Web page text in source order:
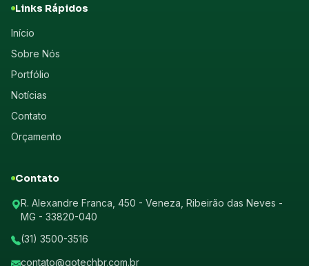
Links Rápidos
Início
Sobre Nós
Portfólio
Notícias
Contato
Orçamento
Contato
R. Alexandre Franca, 450 - Veneza, Ribeirão das Neves -
MG - 33820-040
(31) 3500-3516
contato@gotechbr.com.br